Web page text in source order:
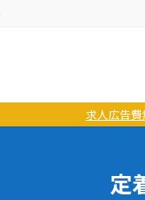
求人広告
定